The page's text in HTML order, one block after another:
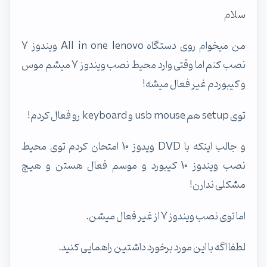
سلام
من میخوام روی دستگاه All in one lenovo ویندوز 7
نصب کنم اما وقتی وارد محیط نصب ویندوز 7 میشم موس
و کیبوردم غیر فعال میشه!
توی setup هم usb mouse و keyboard رو فعال کردم!
و جالب اینکه با DVD ویدوز 10 امتحان کردم توی محیط
نصب ویندوز 10 کیبورد و موسم فعال هستن و هیچ
مشکلی ندارن!
اما توی نصب ویندوز 7 از غیر فعال میشن.
لطفا اگه با این مورد برخورد داشتین راهمایی کنید.